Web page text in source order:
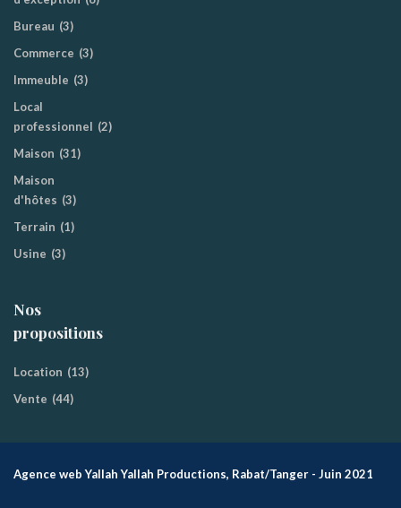
Bureau (3)
Commerce (3)
Immeuble (3)
Local
professionnel (2)
Maison (31)
Maison
d'hôtes (3)
Terrain (1)
Usine (3)
Nos
propositions
Location (13)
Vente (44)
Agence web Yallah Yallah Productions, Rabat/Tanger - Juin 2021